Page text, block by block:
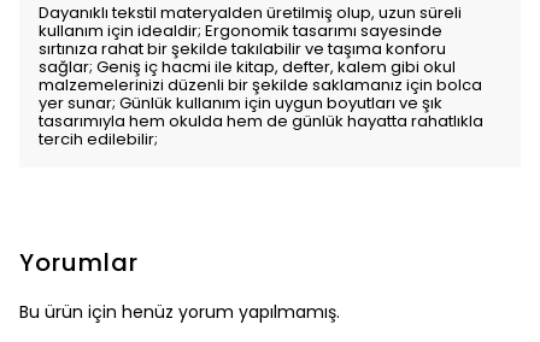
Dayanıklı tekstil materyalden üretilmiş olup, uzun süreli
kullanım için idealdir; Ergonomik tasarımı sayesinde
sırtınıza rahat bir şekilde takılabilir ve taşıma konforu
sağlar; Geniş iç hacmi ile kitap, defter, kalem gibi okul
malzemelerinizi düzenli bir şekilde saklamanız için bolca
yer sunar; Günlük kullanım için uygun boyutları ve şık
tasarımıyla hem okulda hem de günlük hayatta rahatlıkla
tercih edilebilir;
Yorumlar
Bu ürün için henüz yorum yapılmamış.